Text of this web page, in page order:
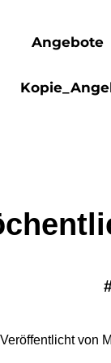
Angebote
Veröffentlicht von